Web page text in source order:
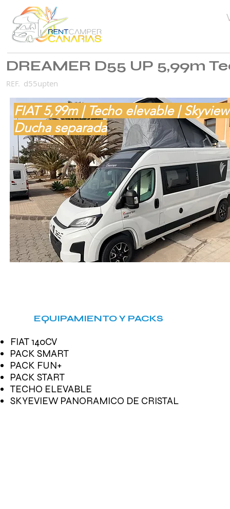
DREAMER D55 UP 5,99m
REF. d55upten
FIAT 5,99m | Techo elevable |
Ducha separada
EQUIPAMIENTO Y PACKS
FIAT 140CV
PACK SMART
PACK FUN+
PACK START
TECHO ELEVABLE
SKYEVIEW PANORAMICO DE CRISTAL